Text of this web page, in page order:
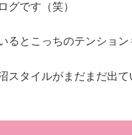
グです（笑）
とこっちのテンション
スタイルがまだまだ出